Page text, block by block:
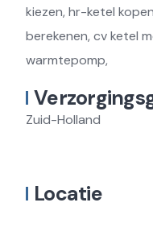
kiezen, hr-ketel
berekenen, cv ketel
warmtepomp,
Zuid-Holland
Locatie